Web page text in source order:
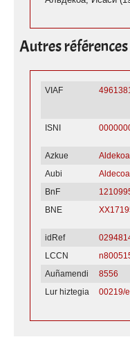
Autres références
VIAF
ISNI
Azkue
Aubi
BnF
BNE
idRef
LCCN
Auñamendi
8556
Lur hiztegia
00219/